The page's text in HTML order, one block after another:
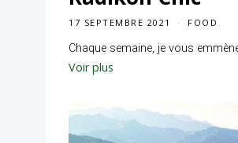
17 SEPTEMBRE 2021 FOOD
Chaque semaine, je vous
Voir plus